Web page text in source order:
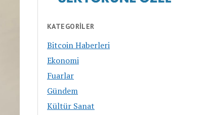
KATEGORILER
Bitcoin Haberleri
Ekonomi
Fuarlar
Gündem
Kültür Sanat